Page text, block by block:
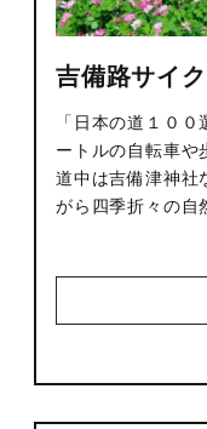
吉備路サイ
「日本の道１０
ートルの自転車や
道中は吉備津神社
がら四季折々の自